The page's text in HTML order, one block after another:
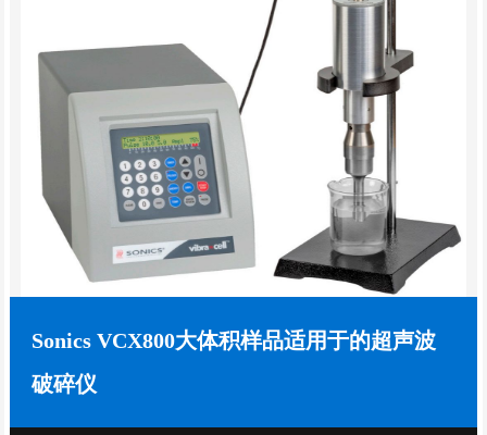
Sonics VCX800大体积样品适用于的超声波
破碎仪